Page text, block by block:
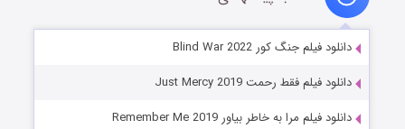
دانلود فیلم جنگ کور Blind War 2022
دانلود فیلم فقط رحمت Just Mercy 2019
دانلود فیلم مرا به خاطر بیاور Remember Me 2019